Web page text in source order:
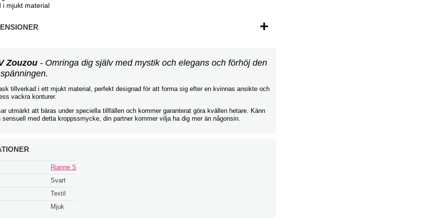
i mjukt material
Zouzou - Omringa dig själv med mystik och elegans och förhöj den
tillverkad i ett mjukt material, perfekt designad för att forma sig efter en kvinnas ansikte och
vackra konturer.
utmärkt att bäras under speciella tillfällen och kommer garanterat göra kvällen hetare. Känn
sensuell med detta kroppssmycke, din partner kommer vilja ha dig mer än någonsin.
Rianne S
Svart
Textil
Mjuk